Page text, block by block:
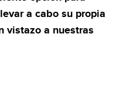
a cabo su propia
vistazo a nuestras